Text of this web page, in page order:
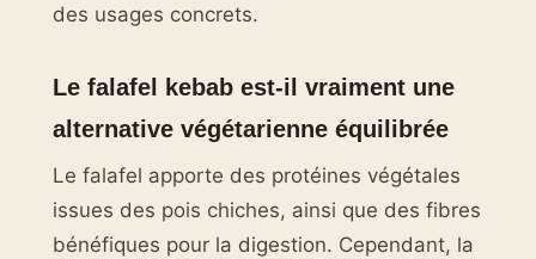
des usages concrets.
Le falafel kebab est-il vraiment une
alternative végétarienne équilibrée
Le falafel apporte des protéines végétales
issues des pois chiches, ainsi que des fibres
bénéfiques pour la digestion. Cependant, la